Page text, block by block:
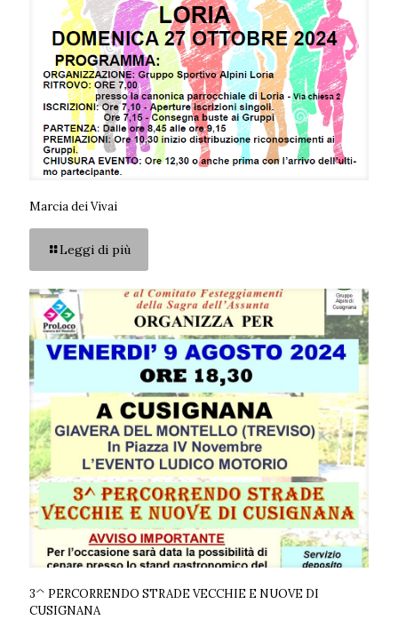
Marcia dei Vivai
Leggi di più
3^ PERCORRENDO STRADE VECCHIE E NUOVE DI
CUSIGNANA